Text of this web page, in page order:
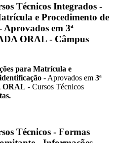
Técnicos Integrados -
e Procedimento de
em 3ª
ORAL - Câmpus
para Matrícula e
- Aprovados em 3ª
ORAL - Cursos Técnicos
Técnicos - Formas